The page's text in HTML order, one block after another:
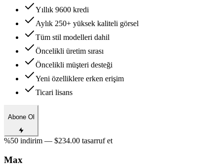
Yıllık 9600 kredi
Aylık 250+ yüksek kaliteli görsel
Tüm stil modelleri dahil
Öncelikli üretim sırası
Öncelikli müşteri desteği
Yeni özelliklere erken erişim
Ticari lisans
Abone Ol
%50 indirim — $234.00 tasarruf et
Max